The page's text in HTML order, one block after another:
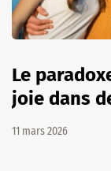
Le
joie dans
11 mars 2026